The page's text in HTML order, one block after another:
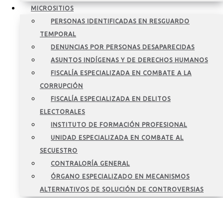
MICROSITIOS
PERSONAS IDENTIFICADAS EN RESGUARDO
TEMPORAL
DENUNCIAS POR PERSONAS DESAPARECIDAS
ASUNTOS INDÍGENAS Y DE DERECHOS HUMANOS
FISCALÍA ESPECIALIZADA EN COMBATE A LA
CORRUPCIÓN
FISCALÍA ESPECIALIZADA EN DELITOS
ELECTORALES
INSTITUTO DE FORMACIÓN PROFESIONAL
UNIDAD ESPECIALIZADA EN COMBATE AL
SECUESTRO
CONTRALORÍA GENERAL
ÓRGANO ESPECIALIZADO EN MECANISMOS
ALTERNATIVOS DE SOLUCIÓN DE CONTROVERSIAS